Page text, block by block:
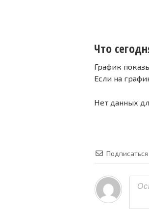
Что
График
Если на
Нет данных
Подписаться